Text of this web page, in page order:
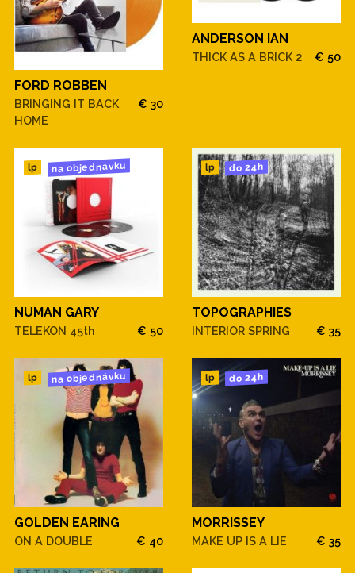
FORD ROBBEN
BRINGING IT BACK
HOME
€ 30
ANDERSON IAN
THICK AS A BRICK 2 € 50
lp na objednávku
NUMAN GARY
TELEKON 45th € 50
lp do 24h
TOPOGRAPHIES
INTERIOR SPRING € 35
lp na objednávku
GOLDEN EARING
ON A DOUBLE € 40
lp do 24h
MORRISSEY
MAKE UP IS A LIE € 35